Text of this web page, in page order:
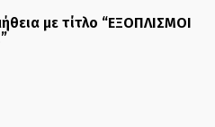
με τίτλο “ΕΞΟΠΛΙΣΜΟΙ